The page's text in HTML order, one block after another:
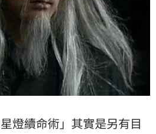
燈續命術」其實是另有目